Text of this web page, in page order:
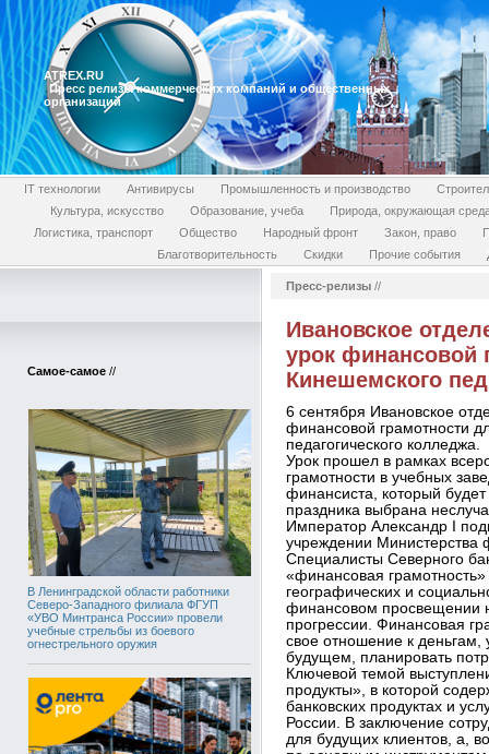
ATREX.RU
Пресс релизы коммерческих компаний и общественных
организаций
IT технологии Антивирусы Промышленность и производство
Культура, искусство
Образование, учеба
Природа, окружающая
Логистика, транспорт
Общество Народный фронт Закон, право
Благотворительность
Скидки Прочие события
Самое-самое //
В Ленинградской области работники
Северо-Западного филиала ФГУП
«УВО Минтранса России» провели
учебные стрельбы из боевого
огнестрельного оружия
Пресс-релизы //
Ивановское
урок финансовой
Кинешемского
6 сентября Ивановское
финансовой грамотности
педагогического колледжа.
Урок прошел в рамках
грамотности в учебных
финансиста, который
праздника выбрана
Император Александр I
учреждении Министерства
Специалисты Северного
«финансовая
географических и
финансовом просвещении
прогрессии. Финансовая
свое отношение к деньгам,
будущем, планировать
Ключевой темой
продукты», в которой
банковских продуктах и
России. В заключение
для будущих клиентов, а,